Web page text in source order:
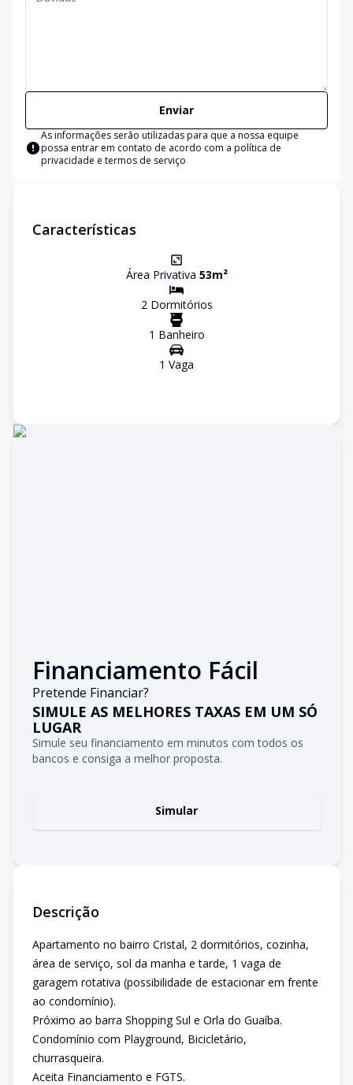
Enviar
As informações serão utilizadas para que a nossa equipe
possa entrar em contato de acordo com a política de
privacidade e termos de serviço
Características
Área Privativa 53m²
2Dormitórios
1 Banheiro
1 Vaga
Financiamento Fácil
Pretende Financiar?
SIMULE AS MELHORES TAXAS EM UM SÓ
LUGAR
Simule seu financiamento em minutos com todos os
bancos e consiga a melhor proposta.
Simular
Descrição
Apartamento no bairro Cristal, 2 dormitórios, cozinha,
área de serviço, sol da manha e tarde, 1 vaga de
garagem rotativa (possibilidade de estacionar em frente
ao condomínio).
Próximo ao barra Shopping Sul e Orla do Guaíba.
Condomínio com Playground, Bicicletário,
churrasqueira.
Aceita Financiamento e FGTS.